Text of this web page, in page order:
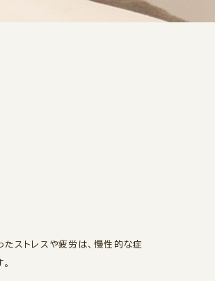
ストレスや疲労は、慢性的な症